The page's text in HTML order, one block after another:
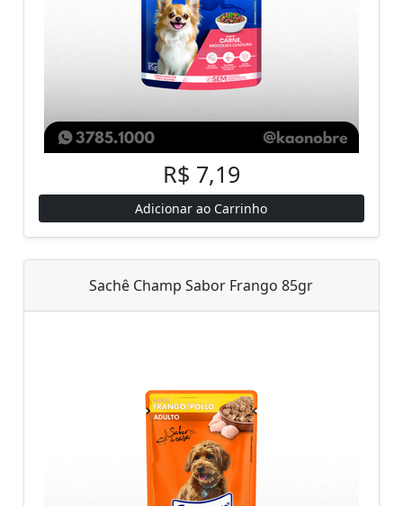
R$ 7,19
Adicionar ao Carrinho
Sachê Champ Sabor Frango 85gr